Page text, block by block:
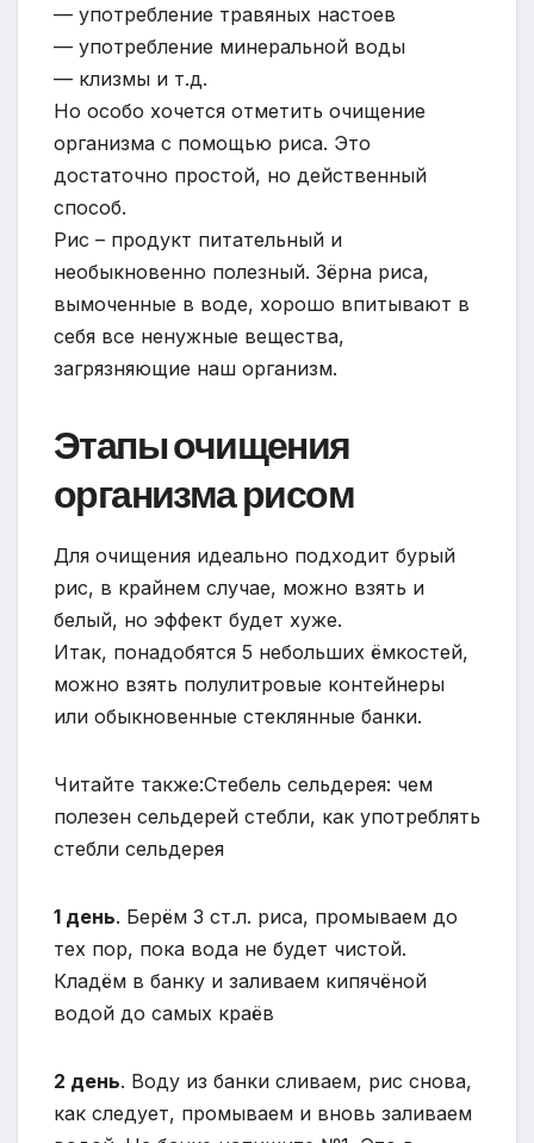
— употребление травяных настоев
— употребление минеральной воды
— клизмы и т.д.
Но особо хочется отметить очищение
организма с помощью риса. Это
достаточно простой, но действенный
способ.
Рис – продукт питательный и
необыкновенно полезный. Зёрна риса,
вымоченные в воде, хорошо впитывают в
себя все ненужные вещества,
загрязняющие наш организм.
Этапы очищения
организма рисом
Для очищения идеально подходит бурый
рис, в крайнем случае, можно взять и
белый, но эффект будет хуже.
Итак, понадобятся 5 небольших ёмкостей,
можно взять полулитровые контейнеры
или обыкновенные стеклянные банки.
Читайте также:Стебель сельдерея: чем
полезен сельдерей стебли, как употреблять
стебли сельдерея
1 день. Берём 3 ст.л. риса, промываем до
тех пор, пока вода не будет чистой.
Кладём в банку и заливаем кипячёной
водой до самых краёв
2 день. Воду из банки сливаем, рис снова,
как следует, промываем и вновь заливаем